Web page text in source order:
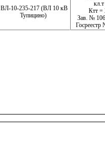
ВЛ-10-235-217 (ВЛ 10 кВ
Тупицино)
Ктт =
Зав. №